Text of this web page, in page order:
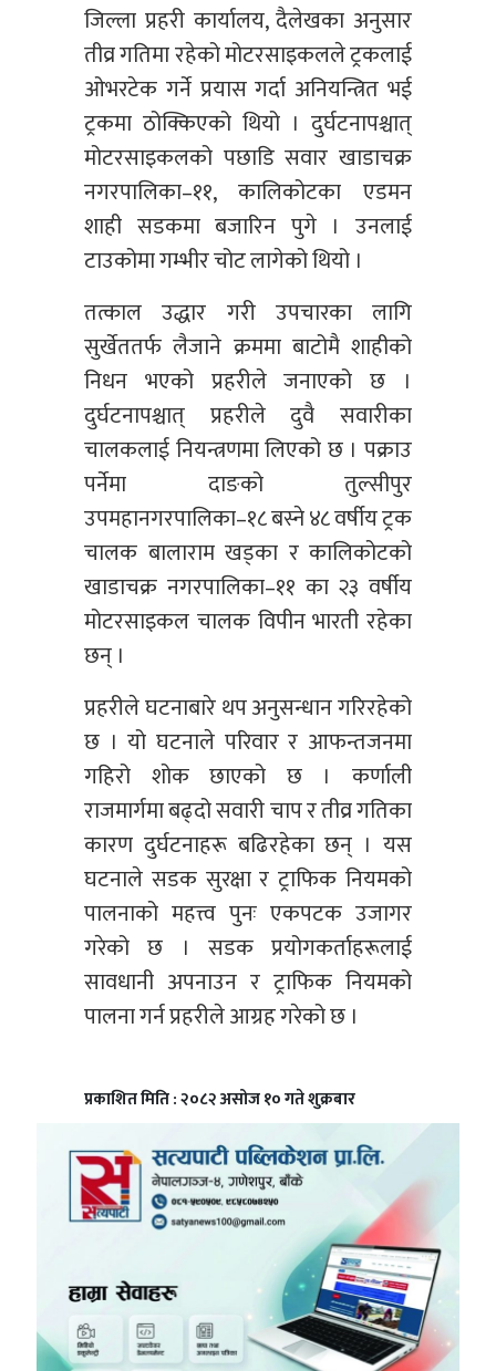
जिल्ला प्रहरी कार्यालय, दैलेखका अनुसार
तीव्र गतिमा रहेको मोटरसाइकलले ट्रकलाई
ओभरटेक गर्ने प्रयास गर्दा अनियन्त्रित भई
ट्रकमा ठोक्किएको थियो । दुर्घटनापश्चात्
मोटरसाइकलको पछाडि सवार खाडाचक्र
नगरपालिका–११, कालिकोटका एडमन
शाही सडकमा बजारिन पुगे । उनलाई
टाउकोमा गम्भीर चोट लागेको थियो ।
तत्काल उद्धार गरी उपचारका लागि
सुर्खेततर्फ लैजाने क्रममा बाटोमै शाहीको
निधन भएको प्रहरीले जनाएको छ ।
दुर्घटनापश्चात् प्रहरीले दुवै सवारीका
चालकलाई नियन्त्रणमा लिएको छ । पक्राउ
पर्नेमा दाङको तुल्सीपुर
उपमहानगरपालिका–१८ बस्ने ४८ वर्षीय ट्रक
चालक बालाराम खड्का र कालिकोटको
खाडाचक्र नगरपालिका–११ का २३ वर्षीय
मोटरसाइकल चालक विपीन भारती रहेका
छन् ।
प्रहरीले घटनाबारे थप अनुसन्धान गरिरहेको
छ । यो घटनाले परिवार र आफन्तजनमा
गहिरो शोक छाएको छ । कर्णाली
राजमार्गमा बढ्दो सवारी चाप र तीव्र गतिका
कारण दुर्घटनाहरू बढिरहेका छन् । यस
घटनाले सडक सुरक्षा र ट्राफिक नियमको
पालनाको महत्त्व पुनः एकपटक उजागर
गरेको छ । सडक प्रयोगकर्ताहरूलाई
सावधानी अपनाउन र ट्राफिक नियमको
पालना गर्न प्रहरीले आग्रह गरेको छ ।
प्रकाशित मिति : २०८२ असोज १० गते शुक्रबार